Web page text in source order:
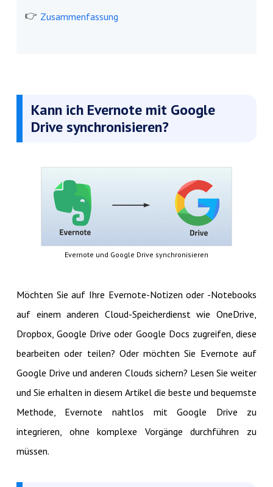
Zusammenfassung
Kann ich Evernote mit Google
Drive synchronisieren?
Evernote und Google Drive synchronisieren
Möchten Sie auf Ihre Evernote-Notizen oder -Notebooks
auf einem anderen Cloud-Speicherdienst wie OneDrive,
Dropbox, Google Drive oder Google Docs zugreifen, diese
bearbeiten oder teilen? Oder möchten Sie Evernote auf
Google Drive und anderen Clouds sichern? Lesen Sie weiter
und Sie erhalten in diesem Artikel die beste und bequemste
Methode, Evernote nahtlos mit Google Drive zu
integrieren, ohne komplexe Vorgänge durchführen zu
müssen.